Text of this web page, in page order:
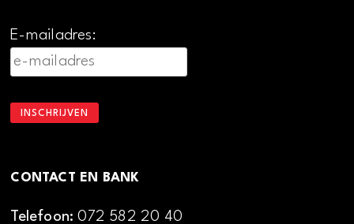
E-mailadres:
CONTACT EN BANK
Telefoon:072 582 20 40